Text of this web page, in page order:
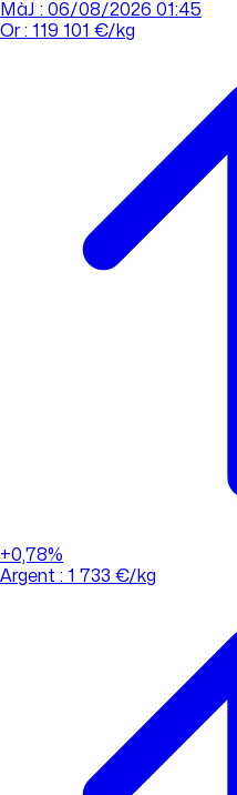
MàJ : 06/08/2026 01:45
Or : 119 101 €/kg
+0,78%
Argent : 1 733 €/kg
(appel non surtaxé)
Consulter l'évolution des cours